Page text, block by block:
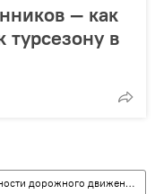
— как
турсезону в
Главное управление по обеспечению безопасности дорожного движения (ГУОБДД)